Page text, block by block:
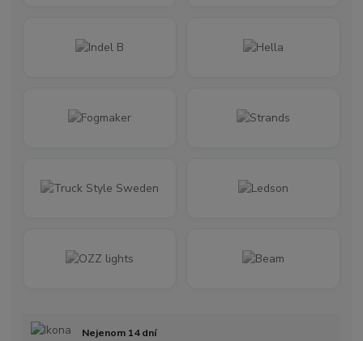
Nejenom 14 dní